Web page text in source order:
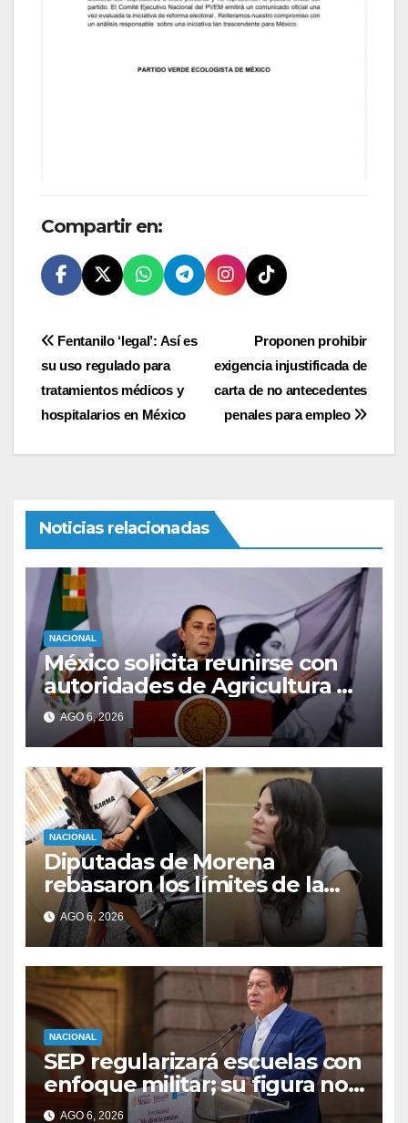
Compartir en:
Navegación
de
entradas
Proponen prohibir
exigencia injustificada de
carta de no antecedentes
penales para empleo
Fentanilo ‘legal’: Así es
su uso regulado para
tratamientos médicos y
hospitalarios en México
Noticias relacionadas
NACIONAL
México solicita reunirse con
autoridades de Agricultura de
EU para reanudar exportación
de aguacate
AGO 6, 2026
NACIONAL
Diputadas de Morena
rebasaron los límites de la
libertad de expresión: CNDH
AGO 6, 2026
NACIONAL
SEP regularizará escuelas con
enfoque militar; su figura no
existe en la legislación
AGO 6, 2026